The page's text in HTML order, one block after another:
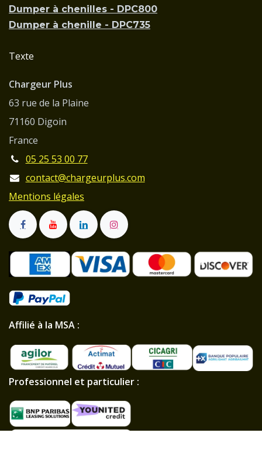
Dumper à chenilles - DPC800
Dumper à chenille - DPC735
Texte
Chargeur Plus
63 rue de la Plaine
71160 Digoin
France
05 25 53 00 77
contact@chargeurplus.com
Mentions légales
Affilié à la MSA :
Professionnel et particulier :